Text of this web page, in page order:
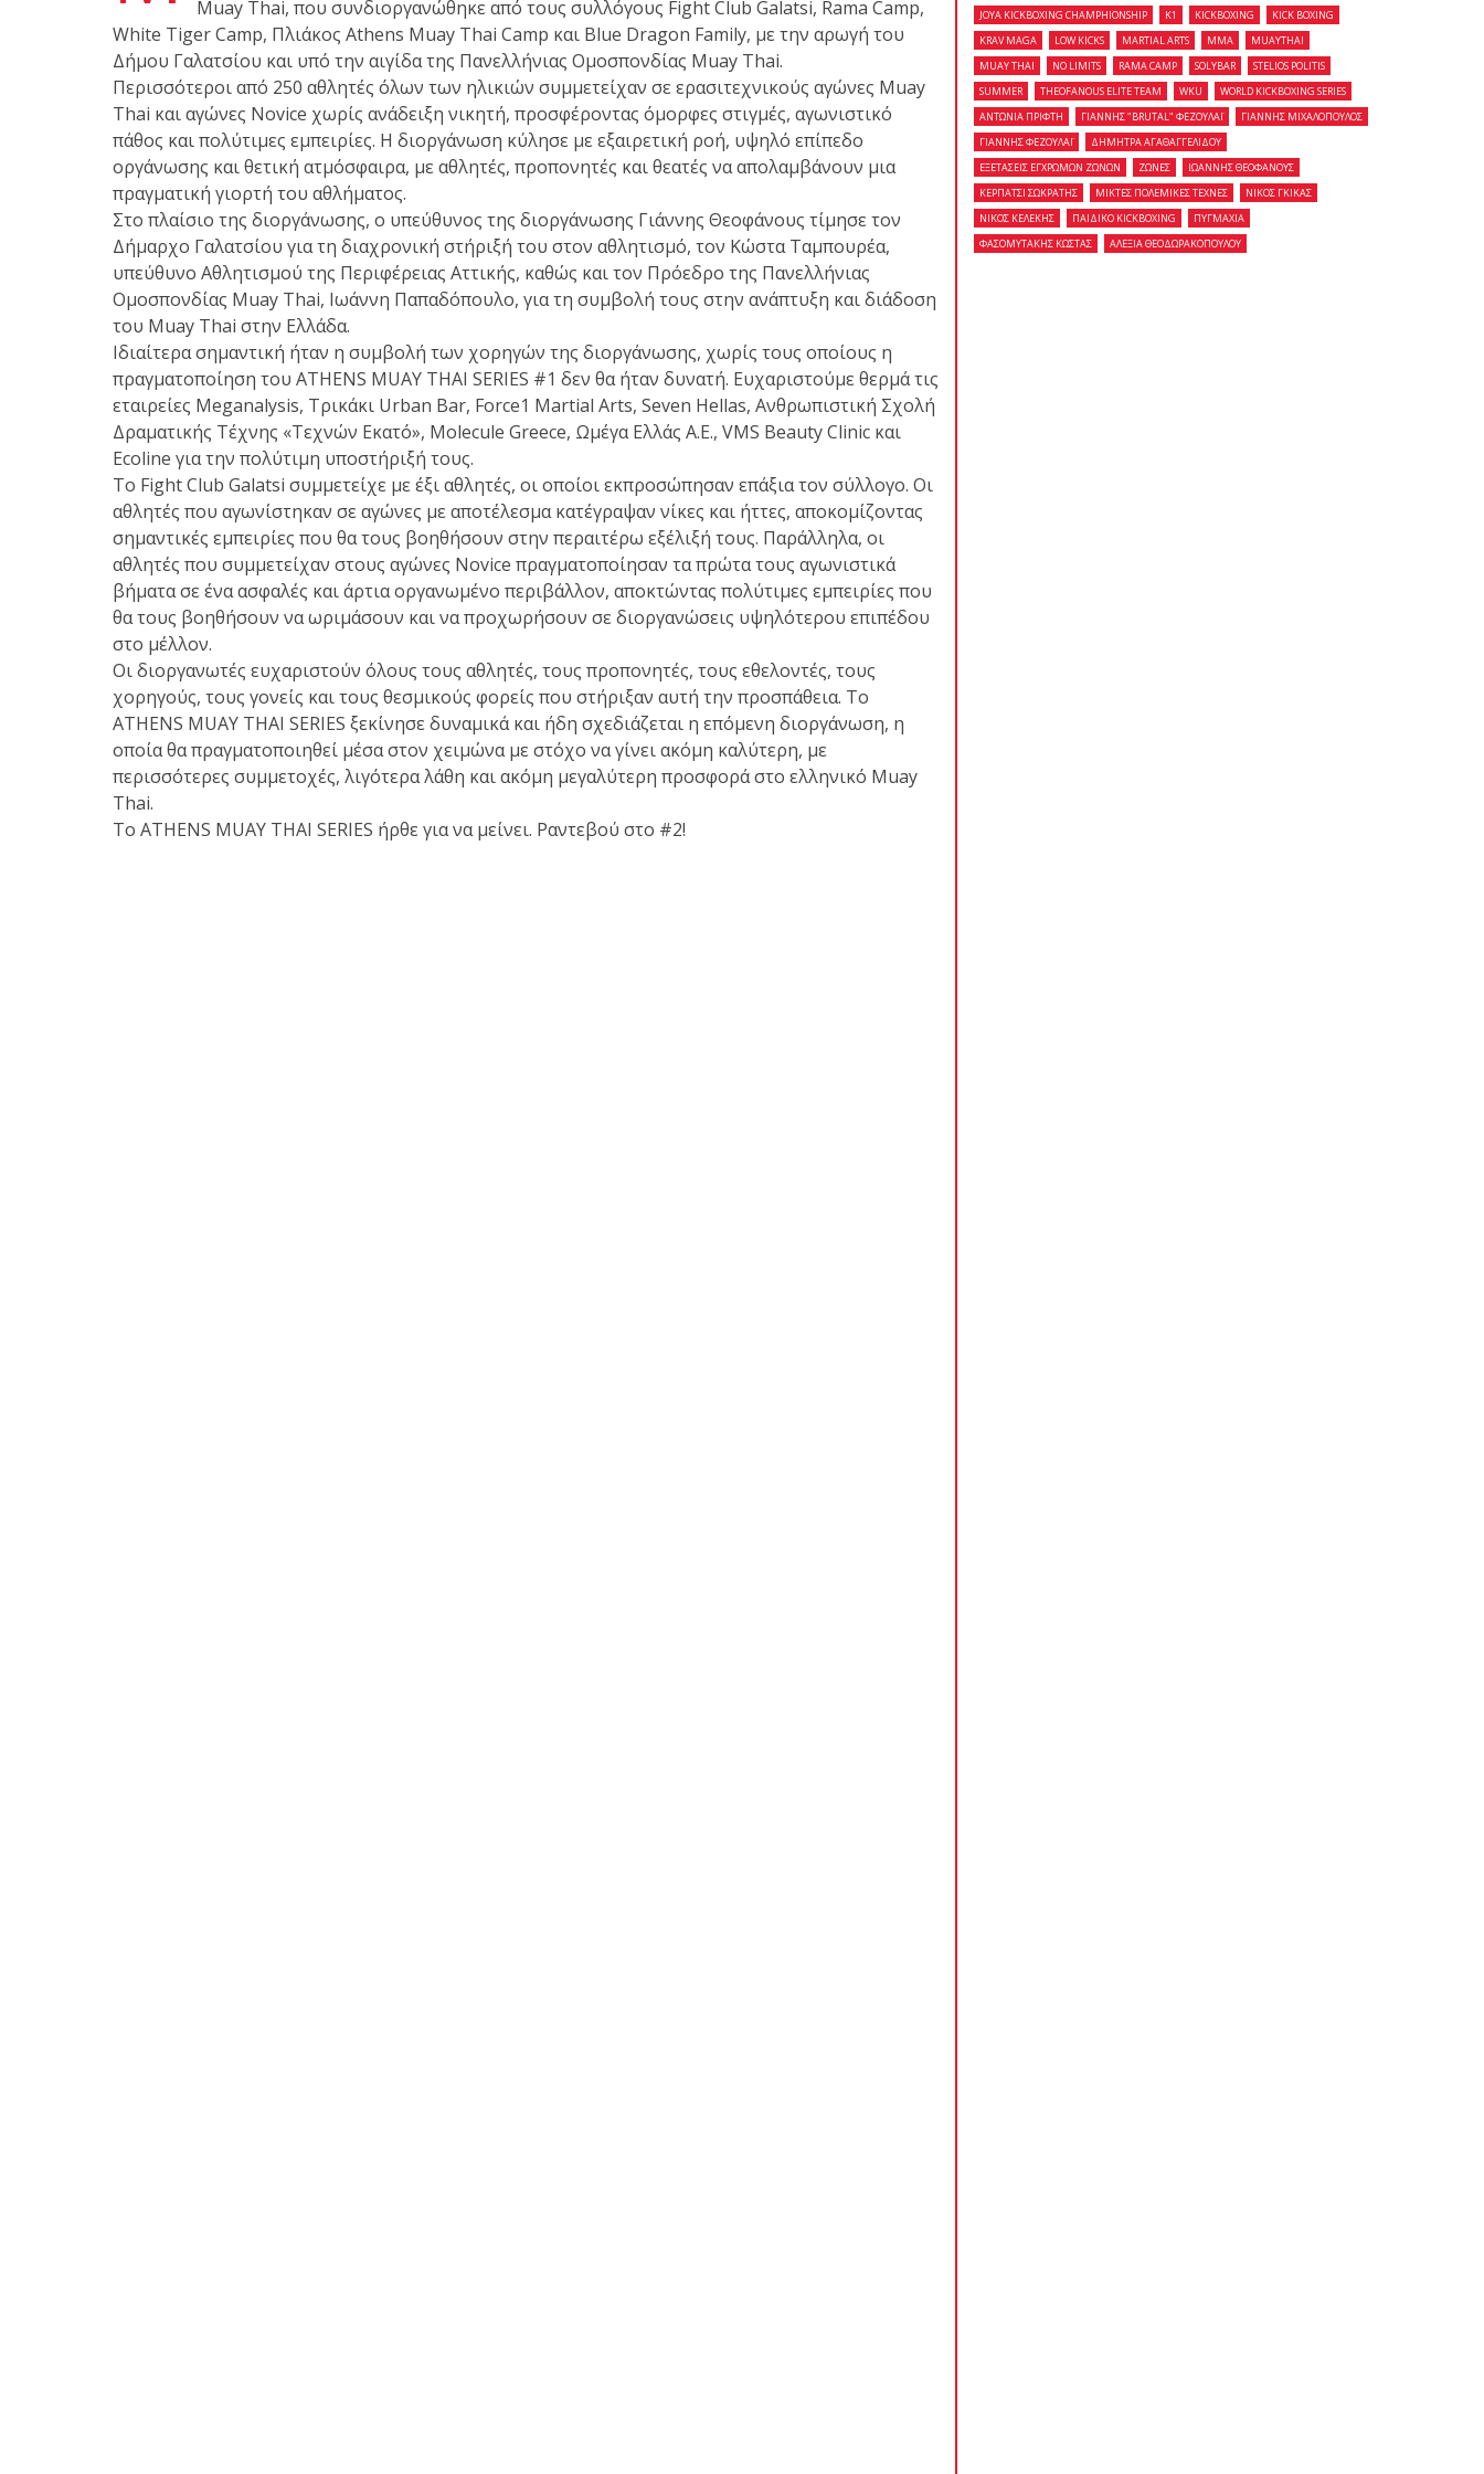
Με μεγάλη επιτυχία πραγματοποιήθηκε το κλειστό σεμινάριο
Brazilian Jiu-Jitsu με τον Grand Master Reyson Gracie στο Fight
Club Galatsi!
Ο Κορυφαίος Βραζιλιάνος προπονητής Reyson Gracie Red Belt
9th Degree, σε σεμινάριο BJJ για λίγους, στο Fight Club Galatsi..!
Muay Thai, που συνδιοργανώθηκε από τους συλλόγους Fight Club Galatsi, Rama Camp,
White Tiger Camp, Πλιάκος Athens Muay Thai Camp και Blue Dragon Family, με την αρωγή του
Δήμου Γαλατσίου και υπό την αιγίδα της Πανελλήνιας Ομοσπονδίας Muay Thai.
Περισσότεροι από 250 αθλητές όλων των ηλικιών συμμετείχαν σε ερασιτεχνικούς αγώνες Muay
Thai και αγώνες Novice χωρίς ανάδειξη νικητή, προσφέροντας όμορφες στιγμές, αγωνιστικό
πάθος και πολύτιμες εμπειρίες. Η διοργάνωση κύλησε με εξαιρετική ροή, υψηλό επίπεδο
οργάνωσης και θετική ατμόσφαιρα, με αθλητές, προπονητές και θεατές να απολαμβάνουν μια
πραγματική γιορτή του αθλήματος.
Στο πλαίσιο της διοργάνωσης, ο υπεύθυνος της διοργάνωσης Γιάννης Θεοφάνους τίμησε τον
Δήμαρχο Γαλατσίου για τη διαχρονική στήριξή του στον αθλητισμό, τον Κώστα Ταμπουρέα,
υπεύθυνο Αθλητισμού της Περιφέρειας Αττικής, καθώς και τον Πρόεδρο της Πανελλήνιας
Ομοσπονδίας Muay Thai, Ιωάννη Παπαδόπουλο, για τη συμβολή τους στην ανάπτυξη και διάδοση
του Muay Thai στην Ελλάδα.
Ιδιαίτερα σημαντική ήταν η συμβολή των χορηγών της διοργάνωσης, χωρίς τους οποίους η
πραγματοποίηση του ATHENS MUAY THAI SERIES #1 δεν θα ήταν δυνατή. Ευχαριστούμε θερμά τις
εταιρείες Meganalysis, Τρικάκι Urban Bar, Force1 Martial Arts, Seven Hellas, Ανθρωπιστική Σχολή
Δραματικής Τέχνης «Τεχνών Εκατό», Molecule Greece, Ωμέγα Ελλάς Α.Ε., VMS Beauty Clinic και
Ecoline για την πολύτιμη υποστήριξή τους.
Το Fight Club Galatsi συμμετείχε με έξι αθλητές, οι οποίοι εκπροσώπησαν επάξια τον σύλλογο. Οι
αθλητές που αγωνίστηκαν σε αγώνες με αποτέλεσμα κατέγραψαν νίκες και ήττες, αποκομίζοντας
σημαντικές εμπειρίες που θα τους βοηθήσουν στην περαιτέρω εξέλιξή τους. Παράλληλα, οι
αθλητές που συμμετείχαν στους αγώνες Novice πραγματοποίησαν τα πρώτα τους αγωνιστικά
βήματα σε ένα ασφαλές και άρτια οργανωμένο περιβάλλον, αποκτώντας πολύτιμες εμπειρίες που
θα τους βοηθήσουν να ωριμάσουν και να προχωρήσουν σε διοργανώσεις υψηλότερου επιπέδου
στο μέλλον.
Οι διοργανωτές ευχαριστούν όλους τους αθλητές, τους προπονητές, τους εθελοντές, τους
χορηγούς, τους γονείς και τους θεσμικούς φορείς που στήριξαν αυτή την προσπάθεια. Το
ATHENS MUAY THAI SERIES ξεκίνησε δυναμικά και ήδη σχεδιάζεται η επόμενη διοργάνωση, η
οποία θα πραγματοποιηθεί μέσα στον χειμώνα με στόχο να γίνει ακόμη καλύτερη, με
περισσότερες συμμετοχές, λιγότερα λάθη και ακόμη μεγαλύτερη προσφορά στο ελληνικό Muay
Thai.
Το ATHENS MUAY THAI SERIES ήρθε για να μείνει. Ραντεβού στο #2!
JOYA KICKBOXING CHAMPHIONSHIP
K1 KICKBOXING
KICK BOXING
KRAV MAGA
LOW KICKS MARTIAL ARTS MMA
MUAYTHAI
MUAY THAI
NO LIMITS RAMA CAMP SOLYBAR
STELIOS POLITIS
SUMMER
THEOFANOUS ELITE TEAM WKU
WORLD KICKBOXING SERIES
ΑΝΤΩΝΙΑ ΠΡΙΦΤΗ
ΓΙΑΝΝΗΣ "BRUTAL" ΦΕΖΟΥΛΑΪ
ΓΙΑΝΝΗΣ ΜΙΧΑΛΟΠΟΥΛΟΣ
ΓΙΑΝΝΗΣ ΦΕΖΟΥΛΑΪ
ΔΗΜΗΤΡΑ ΑΓΑΘΑΓΓΕΛΙΔΟΥ
ΕΞΕΤΑΣΕΙΣ ΕΓΧΡΩΜΩΝ ΖΩΝΩΝ
ΖΩΝΕΣ
ΙΩΑΝΝΗΣ ΘΕΟΦΑΝΟΥΣ
ΚΕΡΠΑΤΣΙ ΣΩΚΡΑΤΗΣ
ΜΙΚΤΕΣ ΠΟΛΕΜΙΚΕΣ ΤΕΧΝΕΣ
ΝΙΚΟΣ ΓΚΙΚΑΣ
ΝΙΚΟΣ ΚΕΛΕΚΗΣ
ΠΑΙΔΙΚΟ KICKBOXING
ΠΥΓΜΑΧΙΑ
ΦΑΣΟΜΥΤΑΚΗΣ ΚΩΣΤΑΣ
ΑΛΕΞΙΑ ΘΕΟΔΩΡΑΚΟΠΟΥΛΟΥ